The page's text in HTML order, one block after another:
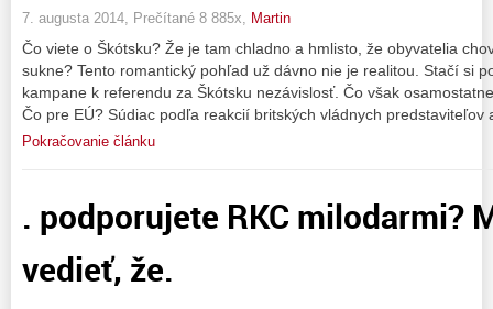
7. augusta 2014, Prečítané 8 885x, Martin
Čo viete o Škótsku? Že je tam chladno a hmlisto, že obyvatelia
sukne? Tento romantický pohľad už dávno nie je realitou. Stačí si
kampane k referendu za Škótsku nezávislosť. Čo však
Čo pre EÚ? Súdiac podľa reakcií britských vládnych
Pokračovanie článku
. podporujete RKC milodarmi?
vedieť, že.